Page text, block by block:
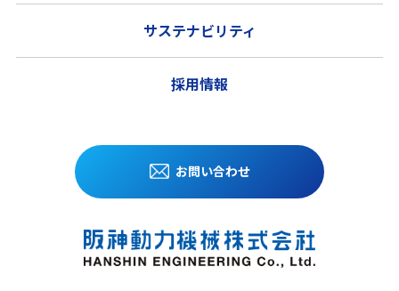
お問い合わせ
サステナビリティ
採用情報